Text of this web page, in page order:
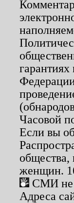
Часовой
Если вы
женщин.
СМИ не
Адреса